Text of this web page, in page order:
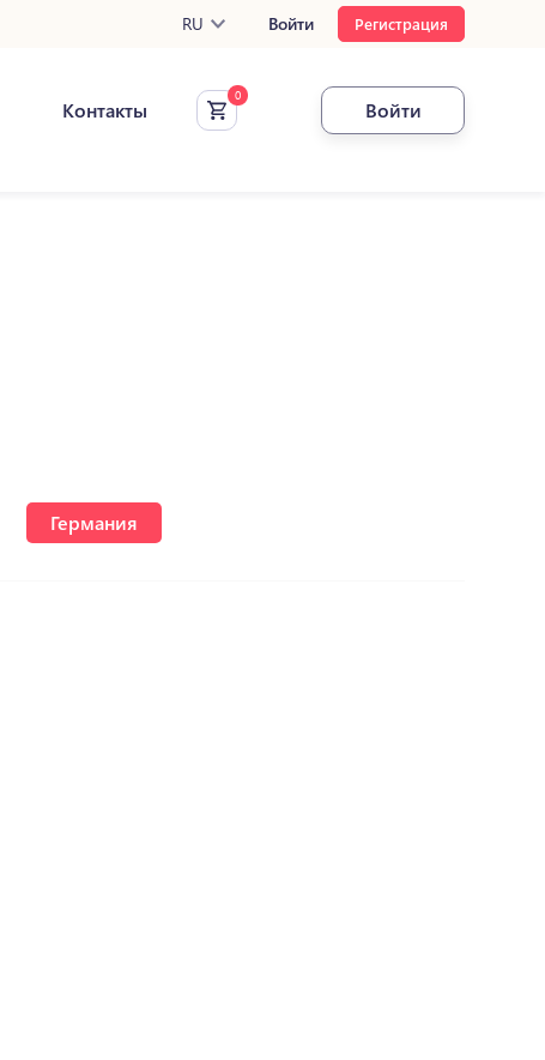
RU Войти Регистрация
Контакты Войти
Германия